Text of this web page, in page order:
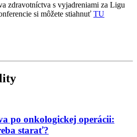
zdravotníctva s vyjadreniami za Ligu
si môžete stiahnuť TU
po onkologickej operácii:
starať?